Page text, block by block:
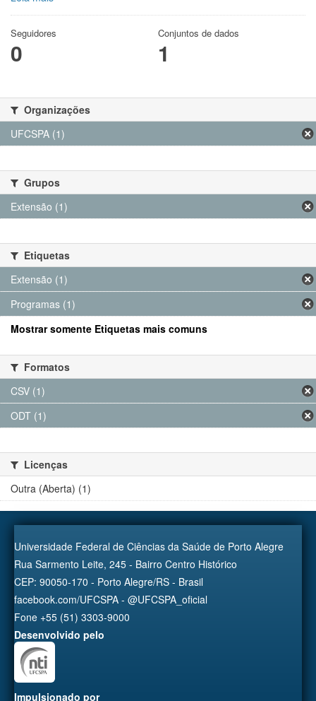
Seguidores
0
Conjuntos de dados
1
Organizações
UFCSPA (1)
Grupos
Extensão (1)
Etiquetas
Extensão (1)
Programas (1)
Mostrar somente Etiquetas mais comuns
Formatos
CSV (1)
ODT (1)
Licenças
Outra (Aberta) (1)
Universidade Federal de Ciências da Saúde de Porto Alegre
Rua Sarmento Leite, 245 - Bairro Centro Histórico
CEP: 90050-170 - Porto Alegre/RS - Brasil
facebook.com/UFCSPA - @UFCSPA_oficial
Fone +55 (51) 3303-9000
Desenvolvido pelo
Impulsionado por